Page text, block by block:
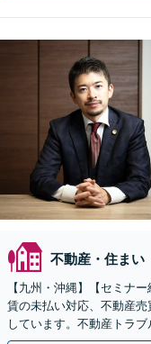
不動産・住まい
【九州・沖縄】【セミナ
賃の未払い対応、不動産
しています。不動産トラ